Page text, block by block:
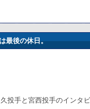
最後の休日。
投手と宮西投手のインタ